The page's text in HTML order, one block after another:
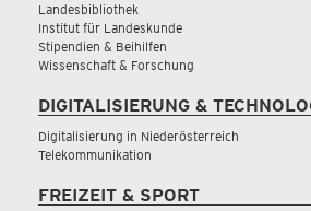
Landesbibliothek
Institut für Landeskunde
Stipendien & Beihilfen
Wissenschaft & Forschung
DIGITALISIERUNG &
Digitalisierung in Niederösterreich
Telekommunikation
FREIZEIT & SPORT